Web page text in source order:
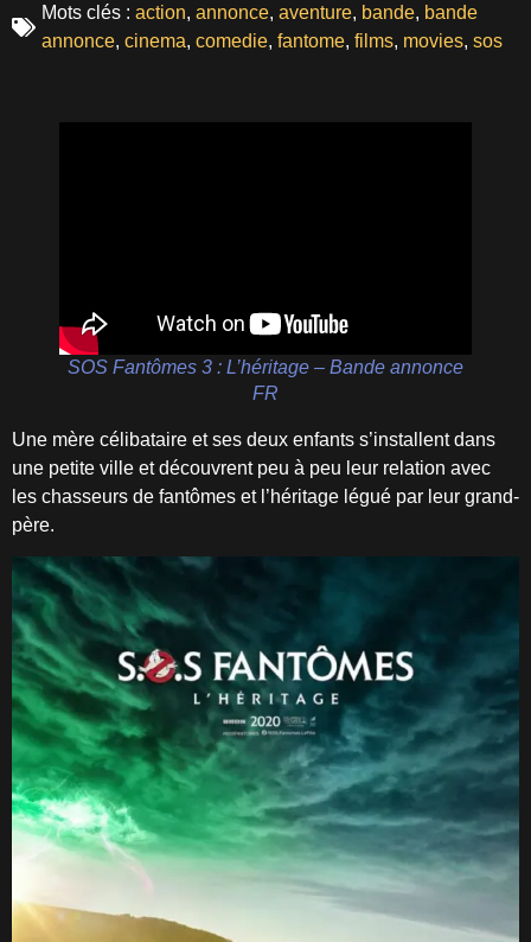
Mots clés : action, annonce, aventure, bande, bande
annonce, cinema, comedie, fantome, films, movies, sos
SOS Fantômes 3 : L’héritage – Bande annonce
FR
Une mère célibataire et ses deux enfants s’installent dans
une petite ville et découvrent peu à peu leur relation avec
les chasseurs de fantômes et l’héritage légué par leur grand-
père.